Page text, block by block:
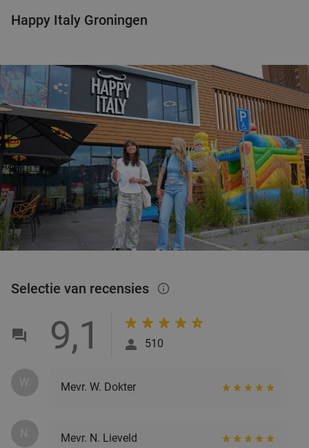
Happy Italy Groningen
Selectie van recensies info_outlined
9,1 510
W. Mevr. W. Dokter
N. Mevr. N. Lieveld